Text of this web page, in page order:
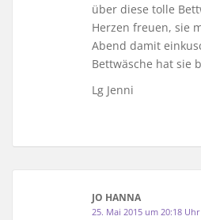
über diese tolle
Herzen freuen, sie
Abend damit
Bettwäsche hat sie
Lg Jenni
JO HANNA
25. Mai 2015 um 20:18 Uhr